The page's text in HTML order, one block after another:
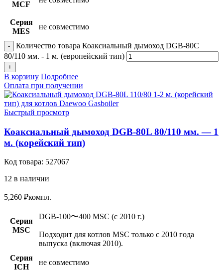
MCF
Серия
MES
не совместимо
Количество товара Коаксиальный дымоход DGB-80C
80/110 мм. - 1 м. (европейский тип)
В корзину Подробнее
Оплата при получении
Быстрый просмотр
Коаксиальный дымоход DGB-80L 80/110 мм. — 1
м. (корейский тип)
Код товара: 527067
12 в наличии
5,260 ₽компл.
Серия
MSC
DGB-100〜400 MSC (c 2010 г.)
Подходит для котлов MSC только с 2010 года
выпуска (включая 2010).
Серия
ICH
не совместимо